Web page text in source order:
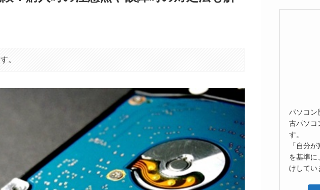
。
パソコン
古パソコ
す。
「自分
を基準に
けしてい